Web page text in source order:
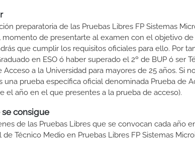
preparatoria de las Pruebas Libres FP Sistemas
momento de presentarte al examen con el objetivo
que cumplir los requisitos oficiales para ello. Por
en ESO ó haber superado el 2º de BUP ó ser
Acceso a la Universidad para mayores de 25 años. Si
una prueba específica oficial denominada Prueba de
el año en el que presentes a la prueba de acceso).
consigue
de las Pruebas Libres que se convocan cada año
de Técnico Medio en Pruebas Libres FP Sistemas